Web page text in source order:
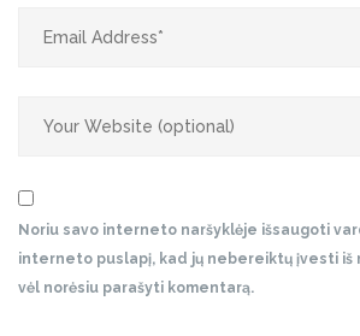
Noriu savo interneto naršyklėje išsaugoti
interneto puslapį, kad jų nebereiktų įvesti iš
vėl norėsiu parašyti komentarą.